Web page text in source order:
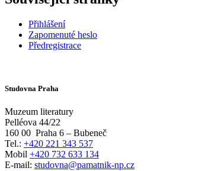
Přihlášení
Zapomenuté heslo
Předregistrace
Studovna Praha
Muzeum literatury
Pelléova 44/22
160 00 Praha 6 – Bubeneč
Tel.: +420 221 343 537
Mobil +420 732 633 134
E-mail: studovna@pamatnik-np.cz